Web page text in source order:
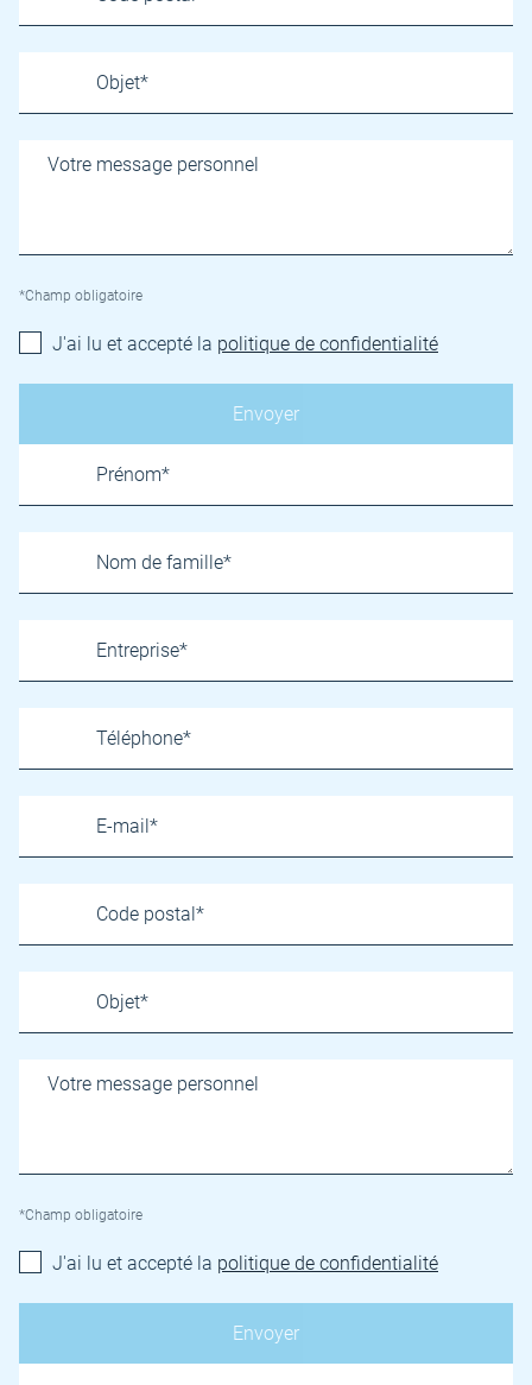
*Champ obligatoire
J'ai lu et accepté la politique de confidentialité
*Champ obligatoire
J'ai lu et accepté la politique de confidentialité